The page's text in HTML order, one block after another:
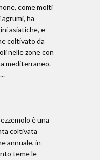
come molti
ha
asiatiche, e
coltivato da
nelle zone con
mediterraneo.
è una
coltivata
annuale, in
teme le